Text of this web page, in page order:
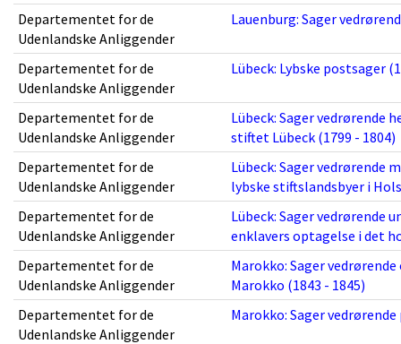
Departementet for de
Udenlandske Anliggender
Lauenburg: Sager
Departementet for de
Udenlandske Anliggender
Lübeck: Lybske postsager
Departementet for de
Udenlandske Anliggender
Lübeck: Sager
stiftet Lübeck (1799 - 1804)
Departementet for de
Udenlandske Anliggender
Lübeck: Sager vedrørende
lybske stiftslandsbyer i
Departementet for de
Udenlandske Anliggender
Lübeck: Sager vedrørende
enklavers optagelse i det
Departementet for de
Udenlandske Anliggender
Marokko: Sager
Marokko (1843 - 1845)
Departementet for de
Udenlandske Anliggender
Marokko: Sager